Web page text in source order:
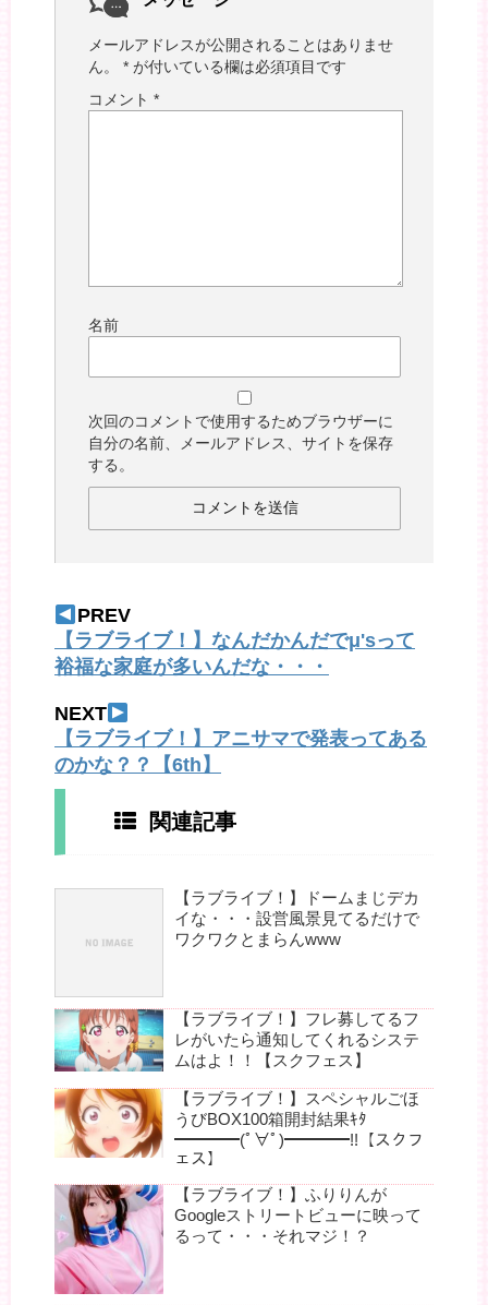
メールアドレスが公開されることはありませ
ん。
* が付いている欄は必須項目です
コメント *
名前
次回のコメントで使用するためブラウザーに
自分の名前、メールアドレス、サイトを保存
する。
PREV
【ラブライブ！】なんだかんだでμ'sって
裕福な家庭が多いんだな・・・
NEXT
【ラブライブ！】アニサマで発表ってある
のかな？？【6th】
関連記事
【ラブライブ！】ドームまじデカ
イな・・・設営風景見てるだけで
ワクワクとまらんwww
【ラブライブ！】フレ募してるフ
レがいたら通知してくれるシステ
ムはよ！！【スクフェス】
【ラブライブ！】スペシャルごほ
うびBOX100箱開封結果ｷﾀ
━━━━(ﾟ∀ﾟ)━━━━!!【スクフ
ェス】
【ラブライブ！】ふりりんが
Googleストリートビューに映って
るって・・・それマジ！？